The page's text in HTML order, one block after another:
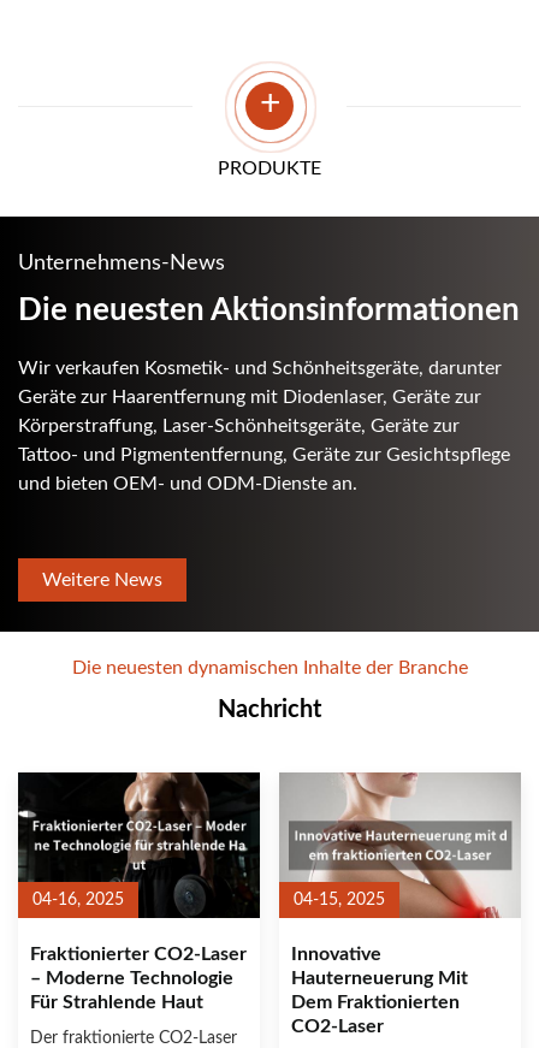
+
PRODUKTE
Unternehmens-News
Die neuesten Aktionsinformationen
Wir verkaufen Kosmetik- und Schönheitsgeräte, darunter
Geräte zur Haarentfernung mit Diodenlaser, Geräte zur
Körperstraffung, Laser-Schönheitsgeräte, Geräte zur
Tattoo- und Pigmententfernung, Geräte zur Gesichtspflege
und bieten OEM- und ODM-Dienste an.
Weitere News
Die neuesten dynamischen Inhalte der Branche
Nachricht
04-16, 2025
Fraktionierter CO2-Laser
– Moderne Technologie
Für Strahlende Haut
Der fraktionierte CO2-Laser
04-15, 2025
Innovative
Hauterneuerung Mit
Dem Fraktionierten
CO2-Laser